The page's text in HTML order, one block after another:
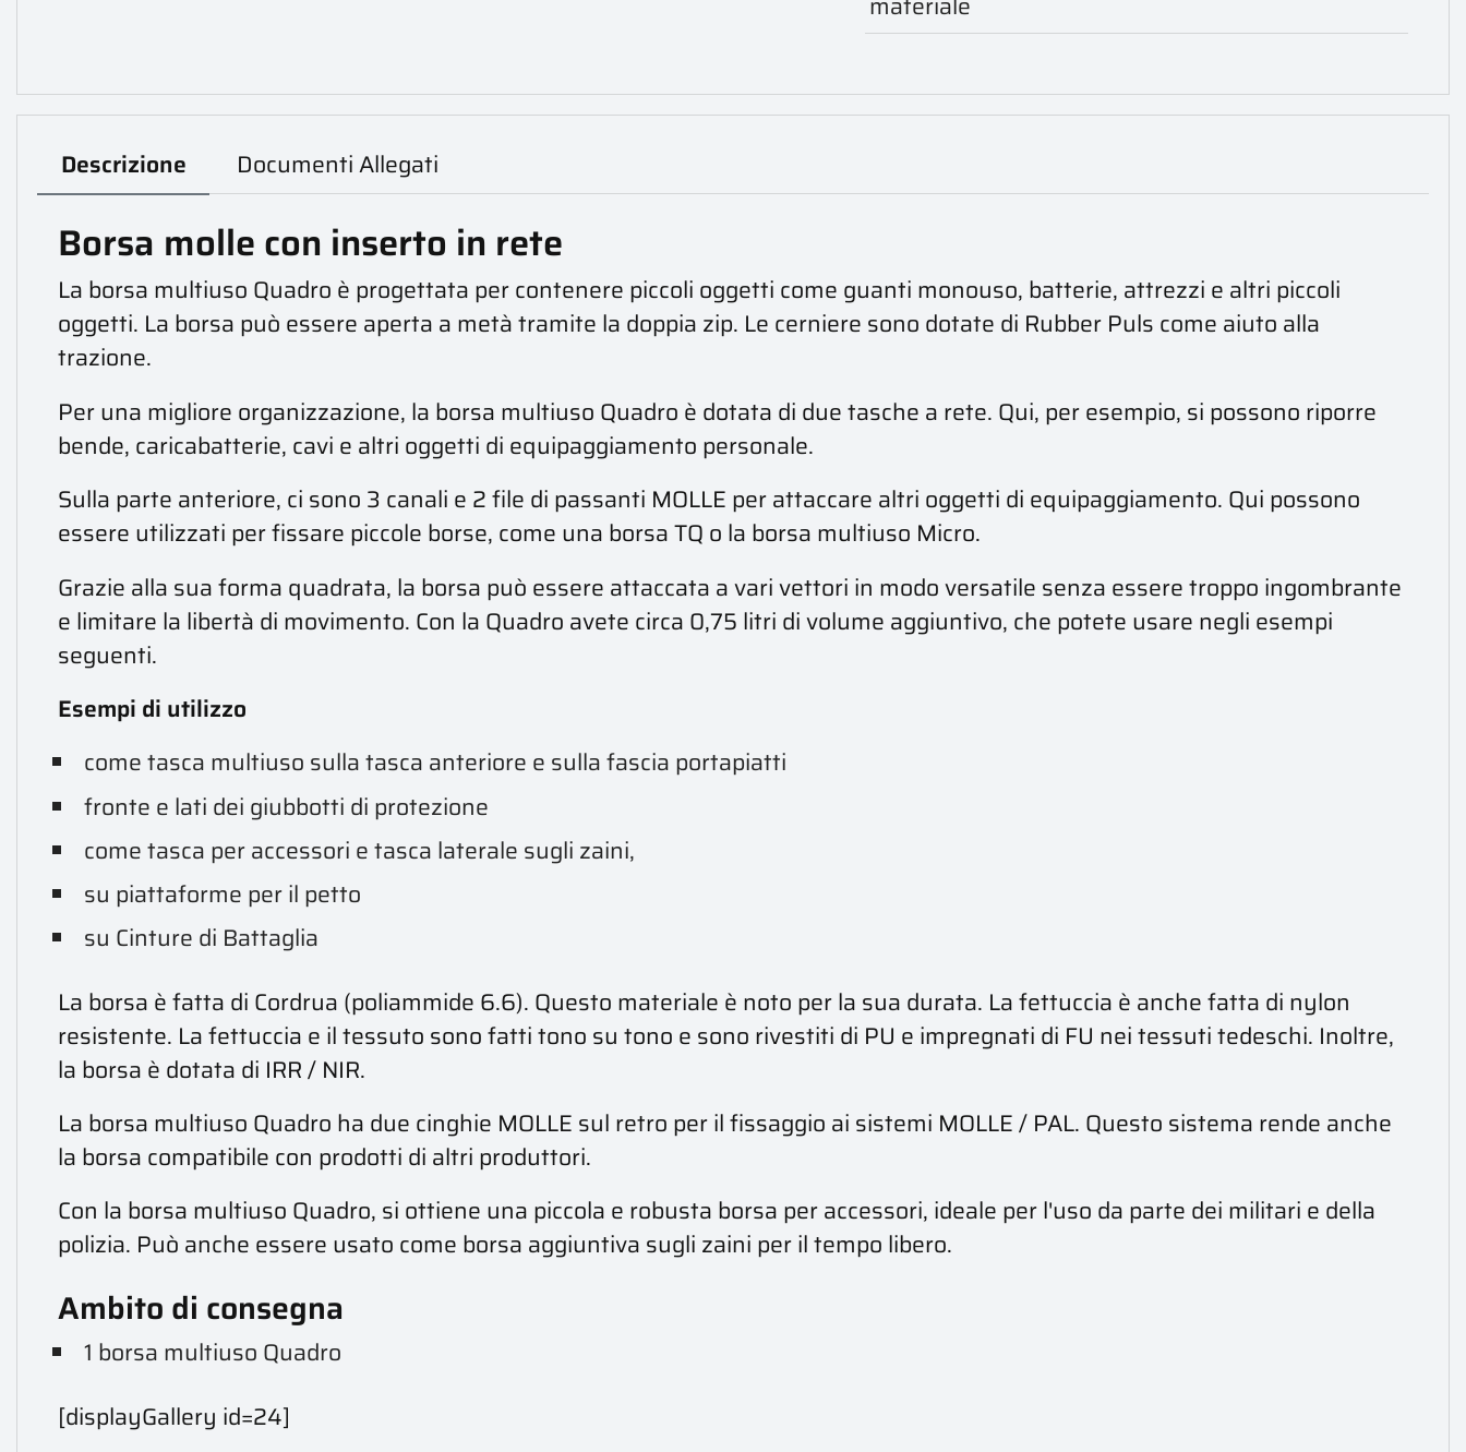
Descrizione Documenti Allegati
Borsa molle con inserto in rete
La borsa multiuso Quadro è progettata per contenere piccoli oggetti come guanti monouso, batterie, attrezzi e altri piccoli
oggetti. La borsa può essere aperta a metà tramite la doppia zip. Le cerniere sono dotate di Rubber Puls come aiuto alla
trazione.
Per una migliore organizzazione, la borsa multiuso Quadro è dotata di due tasche a rete. Qui, per esempio, si possono riporre
bende, caricabatterie, cavi e altri oggetti di equipaggiamento personale.
Sulla parte anteriore, ci sono 3 canali e 2 file di passanti MOLLE per attaccare altri oggetti di equipaggiamento. Qui possono
essere utilizzati per fissare piccole borse, come una borsa TQ o la borsa multiuso Micro.
Grazie alla sua forma quadrata, la borsa può essere attaccata a vari vettori in modo versatile senza essere troppo ingombrante
e limitare la libertà di movimento. Con la Quadro avete circa 0,75 litri di volume aggiuntivo, che potete usare negli esempi
seguenti.
Esempi di utilizzo
come tasca multiuso sulla tasca anteriore e sulla fascia portapiatti
fronte e lati dei giubbotti di protezione
come tasca per accessori e tasca laterale sugli zaini,
su piattaforme per il petto
su Cinture di Battaglia
La borsa è fatta di Cordrua (poliammide 6.6). Questo materiale è noto per la sua durata. La fettuccia è anche fatta di nylon
resistente. La fettuccia e il tessuto sono fatti tono su tono e sono rivestiti di PU e impregnati di FU nei tessuti tedeschi. Inoltre,
la borsa è dotata di IRR / NIR.
La borsa multiuso Quadro ha due cinghie MOLLE sul retro per il fissaggio ai sistemi MOLLE / PAL. Questo sistema rende anche
la borsa compatibile con prodotti di altri produttori.
Con la borsa multiuso Quadro, si ottiene una piccola e robusta borsa per accessori, ideale per l'uso da parte dei militari e della
polizia. Può anche essere usato come borsa aggiuntiva sugli zaini per il tempo libero.
Ambito di consegna
1 borsa multiuso Quadro
[displayGallery id=24]